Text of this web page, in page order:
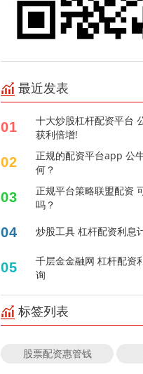
最近发表
01
十大炒股杠杆配资平台
获利倍增!
02
正规的配资平台app 公
何？
03
正规平台策略联盟配资
吗？
04 炒股工具 杠杆配资利息
05
千层金金融网 杠杆配资
询
标签列表
股票配资惠管钱